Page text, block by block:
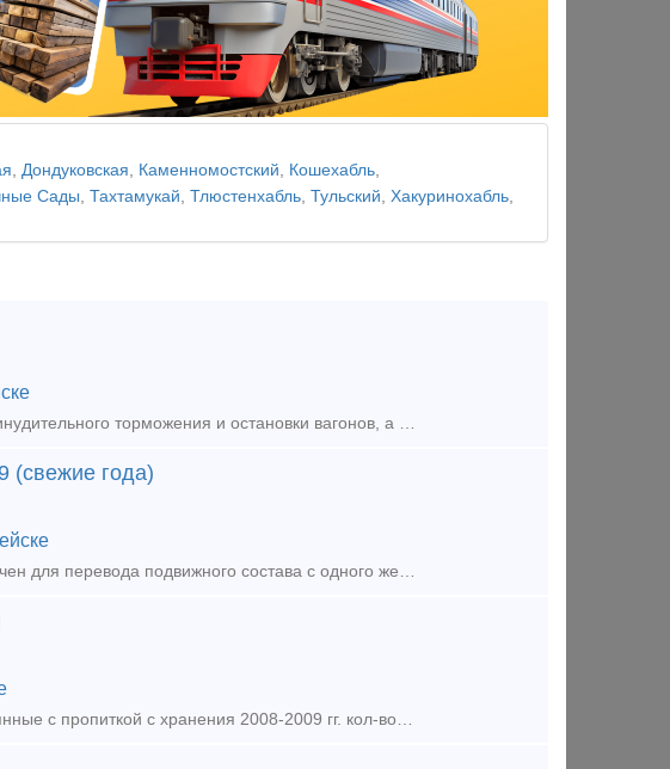
, Дондуковская, Каменномостский, Кошехабль,
Сады, Тахтамукай, Тлюстенхабль, Тульский, Хакуринохабль,
Башмак тормозной горочный (БТГ) предназначен для принудительного торможения и остановки вагонов, а также для их закрепления от самопроизвольного ухода на сортировочных горках, полугорках, предгорочных
(свежие года)
Стрелочный перевод Р65 1/9 правый пр. 2769 предназначен для перевода подвижного состава с одного железнодорожного пути на другой под углом 1/9 вправо. Используется на станциях, в парках и на участках
Предложение (продажа) Продам Продаю ШПАЛЫ деревянные с пропиткой с хранения 2008-2009 гг. кол-во 37 000 шт. в отличном состояние. Склад расположен в Астраханской обл. Ба